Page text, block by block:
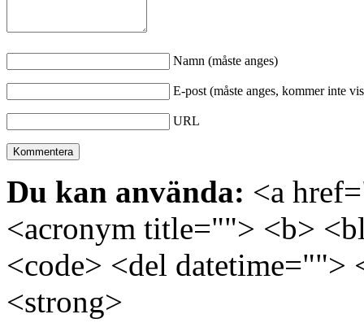
Namn (måste anges)
E-post (måste anges, kommer inte
URL
Du kan använda: <a
<acronym title=""> <b>
<code> <del
<strong>